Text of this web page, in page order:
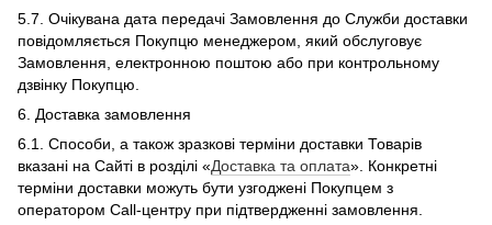
5.7. Очікувана дата передачі Замовлення до Служби доставки
повідомляється Покупцю менеджером, який обслуговує
Замовлення, електронною поштою або при контрольному
дзвінку Покупцю.
6. Доставка замовлення
6.1. Способи, а також зразкові терміни доставки Товарів
вказані на Сайті в розділі «Доставка та оплата». Конкретні
терміни доставки можуть бути узгоджені Покупцем з
оператором Call-центру при підтвердженні замовлення.